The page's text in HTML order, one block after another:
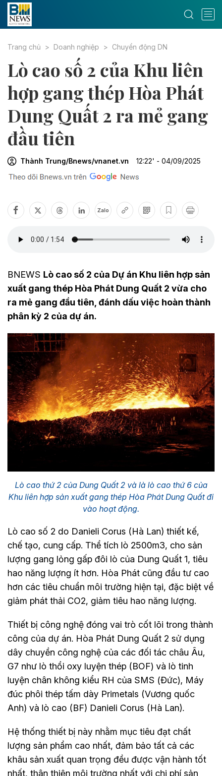
Trang chủ Doanh nghiệp Chuyển động DN
Lò cao số 2 của Khu liên
hợp gang thép Hòa Phát
Dung Quất 2 ra mẻ gang
đầu tiên
Thành Trung/Bnews/vnanet.vn 12:22' - 04/09/2025
Zalo
BNEWS Lò cao số 2 của Dự án Khu liên hợp sản
xuất gang thép Hòa Phát Dung Quất 2 vừa cho
ra mẻ gang đầu tiên, đánh dấu việc hoàn thành
phân kỳ 2 của dự án.
Lò cao thứ 2 của Dung Quất 2 và là lò cao thứ 6 của
Khu liên hợp sản xuất gang thép Hòa Phát Dung Quất đi
vào hoạt động.
Lò cao số 2 do Danieli Corus (Hà Lan) thiết kế,
chế tạo, cung cấp. Thể tích lò 2500m3, cho sản
lượng gang lỏng gấp đôi lò của Dung Quất 1, tiêu
hao năng lượng ít hơn. Hòa Phát cũng đầu tư cao
hơn các tiêu chuẩn môi trường hiện tại, đặc biệt về
giảm phát thải CO2, giảm tiêu hao năng lượng.
Thiết bị công nghệ đóng vai trò cốt lõi trong thành
công của dự án. Hòa Phát Dung Quất 2 sử dụng
dây chuyền công nghệ của các đối tác châu Âu,
G7 như lò thổi oxy luyện thép (BOF) và lò tinh
luyện chân không kiểu RH của SMS (Đức), Máy
đúc phôi thép tấm dày Primetals (Vương quốc
Anh) và lò cao (BF) Danieli Corus (Hà Lan).
Hệ thống thiết bị này nhằm mục tiêu đạt chất
lượng sản phẩm cao nhất, đảm bảo tất cả các
khâu sản xuất quan trọng đều được vận hành tốt
nhất, thân thiện môi trường nhất với chi phí sản